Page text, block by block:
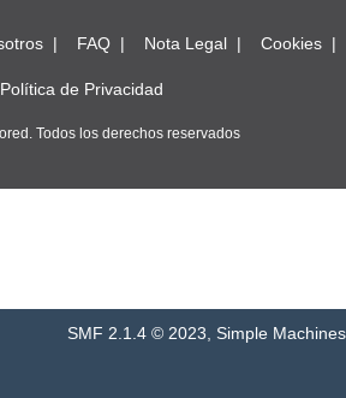
FAQ Nota Legal Cookies
Política de Privacidad
Todos los derechos reservados
SMF 2.1.4 © 2023 Simple Machines